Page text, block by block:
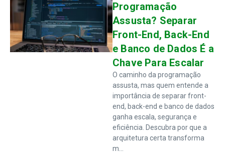
Programação
Assusta? Separar
Front-End, Back-End
e Banco de Dados É a
Chave Para Escalar
O caminho da programação
assusta, mas quem entende a
importância de separar front-
end, back-end e banco de dados
ganha escala, segurança e
eficiência. Descubra por que a
arquitetura certa transforma
m...